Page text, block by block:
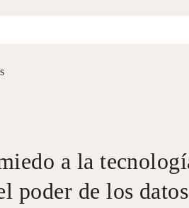
a la
poder de los datos